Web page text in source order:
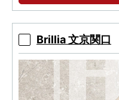
Brillia 文京関口